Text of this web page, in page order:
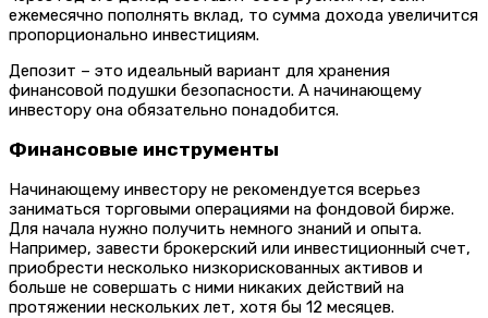
ежемесячно пополнять вклад, то сумма дохода увеличится
пропорционально инвестициям.
Депозит – это идеальный вариант для хранения
финансовой подушки безопасности. А начинающему
инвестору она обязательно понадобится.
Финансовые инструменты
Начинающему инвестору не рекомендуется всерьез
заниматься торговыми операциями на фондовой бирже.
Для начала нужно получить немного знаний и опыта.
Например, завести брокерский или инвестиционный счет,
приобрести несколько низкорискованных активов и
больше не совершать с ними никаких действий на
протяжении нескольких лет, хотя бы 12 месяцев.